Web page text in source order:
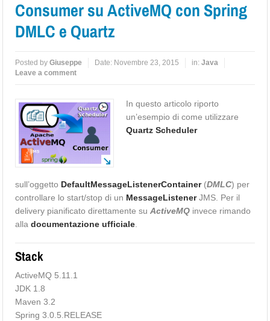
Consumer su ActiveMQ con Spring
DMLC e Quartz
Posted byGiuseppe Date: Novembre 23, 2015 in:Java
Leave a comment
In questo articolo riporto
un’esempio di come utilizzare
Quartz Scheduler
sull’oggetto DefaultMessageListenerContainer(DMLC) per
controllare lo start/stop di un MessageListenerJMS. Per il
delivery pianificato direttamente suActiveMQ invece rimando
alladocumentazione ufficiale
Stack
ActiveMQ 5.11.1
JDK 1.8
Maven 3.2
Spring 3.0.5.RELEASE